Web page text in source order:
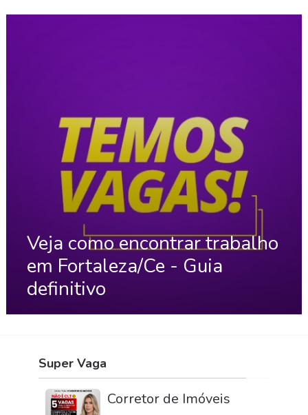
Veja como encontrar trabalho
em Fortaleza/Ce - Guia
definitivo
Super Vaga
Corretor de Imóveis